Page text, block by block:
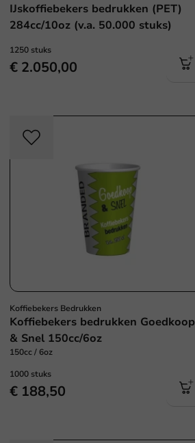
IJskoffiebekers bedrukken (PET)
284cc/10oz (v.a. 50.000 stuks)
1250 stuks
€ 2.050,00
Koffiebekers Bedrukken
Koffiebekers bedrukken Goedkoop
& Snel 150cc/6oz
150cc / 6oz
1000 stuks
€ 188,50